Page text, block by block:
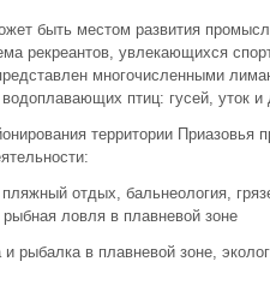
быть местом развития
рекреантов, увлекающихся
многочисленными
птиц: гусей, уток и
территории
отдых, бальнеология,
ловля в плавневой зоне
рыбалка в плавневой зоне,